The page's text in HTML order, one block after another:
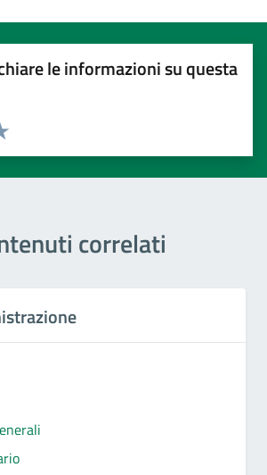
le informazioni su questa
5 stelle su 5
4 stelle su 5
su 5
su 5
correlati